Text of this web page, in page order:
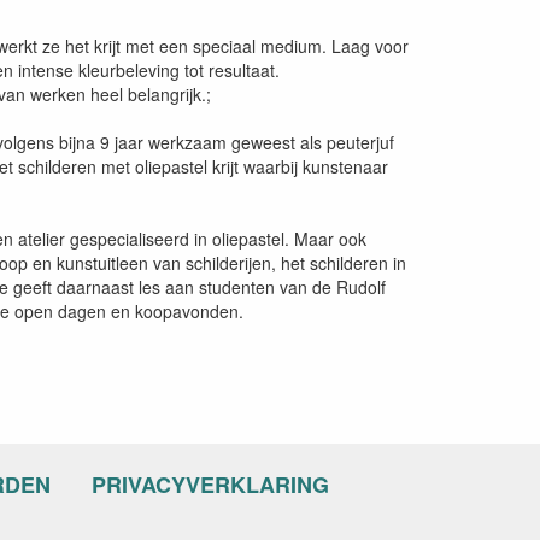
ze het krijt met een speciaal medium. Laag voor
intense kleurbeleving tot resultaat.
werken heel belangrijk.;
bijna 9 jaar werkzaam geweest als peuterjuf
schilderen met oliepastel krijt waarbij kunstenaar
atelier gespecialiseerd in oliepastel. Maar ook
en kunstuitleen van schilderijen, het schilderen in
geeft daarnaast les aan studenten van de Rudolf
open dagen en koopavonden.
PRIVACYVERKLARING